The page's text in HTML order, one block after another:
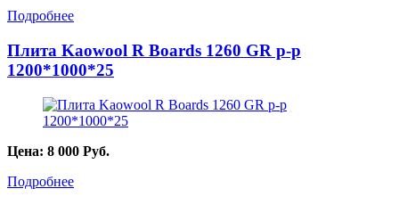
Подробнее
Плита Kaowool R Boards 1260 GR p-p
1200*1000*25
Цена: 8 000 Руб.
Подробнее